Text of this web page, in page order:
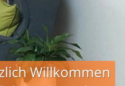
Willkommen